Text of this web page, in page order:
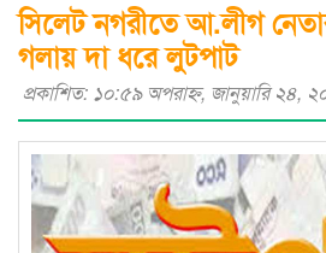
সিলেট নগরীতে আ.লীগ নেতার
গলায় দা ধরে লুটপাট
প্রকাশিত: ১০:৫৯ অপরাহ্ণ, জানুয়ারি ২৪,